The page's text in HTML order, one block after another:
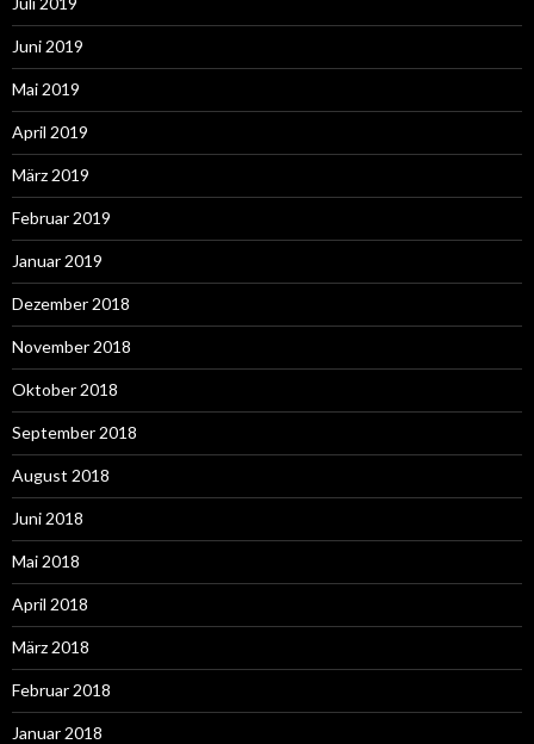
Juni 2019
Mai 2019
April 2019
März 2019
Februar 2019
Januar 2019
Dezember 2018
November 2018
Oktober 2018
September 2018
August 2018
Juni 2018
Mai 2018
April 2018
März 2018
Februar 2018
Januar 2018